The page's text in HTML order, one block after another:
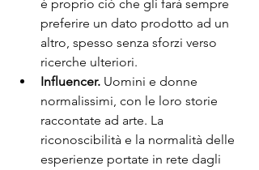
è proprio ciò che gli farà sempre
preferire un dato prodotto ad un
altro, spesso senza sforzi verso
ricerche ulteriori.
Influencer. Uomini e donne
normalissimi, con le loro storie
raccontate ad arte. La
riconoscibilità e la normalità delle
esperienze portate in rete dagli